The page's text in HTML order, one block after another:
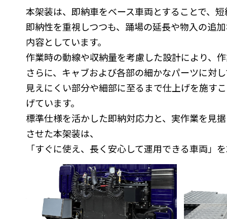
本架装は、即納車をベース車両とすることで、
即納性を重視しつつも、踊場の延長や物入の追
内容としています。
作業時の動線や収納量を考慮した設計により、
さらに、キャブおよび各部の細かなパーツに対
見えにくい部分や細部に至るまで仕上げを施す
げています。
標準仕様を活かした即納対応力と、実作業を見
させた本架装は、
「すぐに使え、長く安心して運用できる車両」